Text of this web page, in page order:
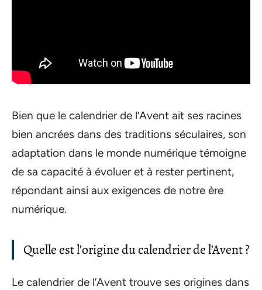
Bien que le calendrier de l’Avent ait ses racines
bien ancrées dans des traditions séculaires, son
adaptation dans le monde numérique témoigne
de sa capacité à évoluer et à rester pertinent,
répondant ainsi aux exigences de notre ère
numérique.
Quelle est l’origine du calendrier de l’Avent ?
Le calendrier de l’Avent trouve ses origines dans